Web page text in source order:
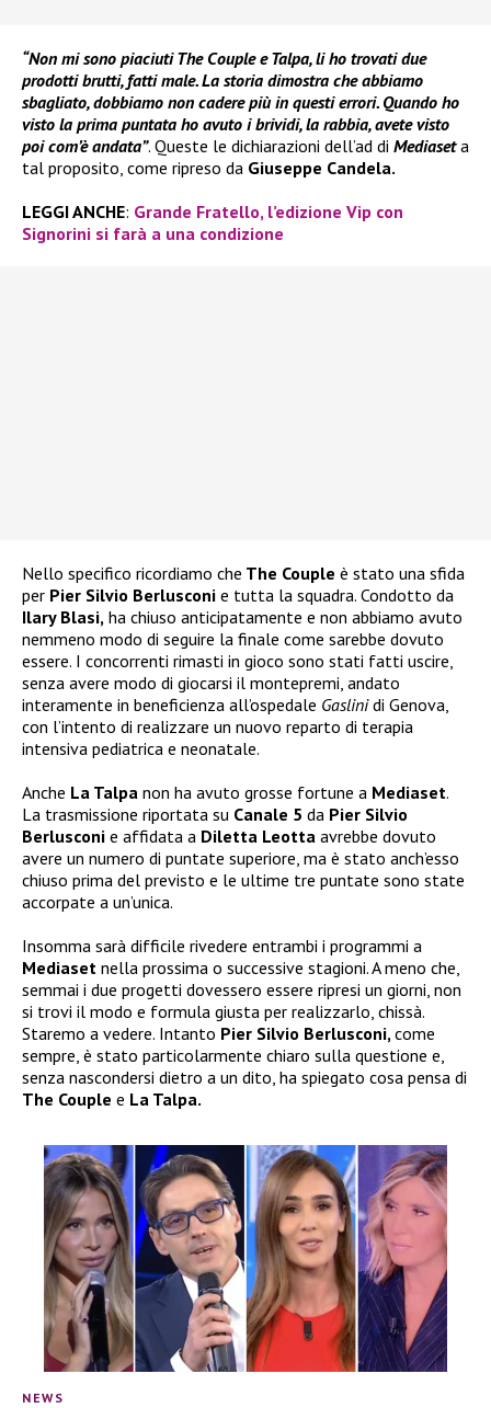
“Non mi sono piaciuti The Couple e Talpa, li ho trovati due
prodotti brutti, fatti male. La storia dimostra che abbiamo
sbagliato, dobbiamo non cadere più in questi errori. Quando ho
visto la prima puntata ho avuto i brividi, la rabbia, avete visto
poi com’è andata”. Queste le dichiarazioni dell’ad di Mediaseta
tal proposito, come ripreso da Giuseppe Candela.
LEGGI ANCHE: Grande Fratello, l’edizione Vip con
Signorini si farà a una condizione
Nello specifico ricordiamo che The Couple è stato una sfida
per Pier Silvio Berlusconi e tutta la squadra. Condotto da
Ilary Blasi, ha chiuso anticipatamente e non abbiamo avuto
nemmeno modo di seguire la finale come sarebbe dovuto
essere. I concorrenti rimasti in gioco sono stati fatti uscire,
senza avere modo di giocarsi il montepremi, andato
interamente in beneficienza all’ospedale Gaslinidi Genova,
con l’intento di realizzare un nuovo reparto di terapia
intensiva pediatrica e neonatale.
Anche La Talpa non ha avuto grosse fortune a Mediaset.
La trasmissione riportata su Canale 5 da Pier Silvio
Berlusconi e affidata a Diletta Leotta avrebbe dovuto
avere un numero di puntate superiore, ma è stato anch’esso
chiuso prima del previsto e le ultime tre puntate sono state
accorpate a un’unica.
Insomma sarà difficile rivedere entrambi i programmi a
Mediaset nella prossima o successive stagioni. A meno che,
semmai i due progetti dovessero essere ripresi un giorni, non
si trovi il modo e formula giusta per realizzarlo, chissà.
Staremo a vedere. Intanto Pier Silvio Berlusconi, come
sempre, è stato particolarmente chiaro sulla questione e,
senza nascondersi dietro a un dito, ha spiegato cosa pensa di
The Couple e La Talpa.
NEWS